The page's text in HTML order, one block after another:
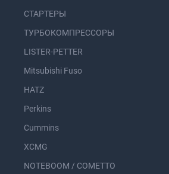
СТАРТЕРЫ
ТУРБОКОМПРЕССОРЫ
LISTER-PETTER
Mitsubishi Fuso
HATZ
Perkins
Cummins
XCMG
NOTEBOOM / COMETTO